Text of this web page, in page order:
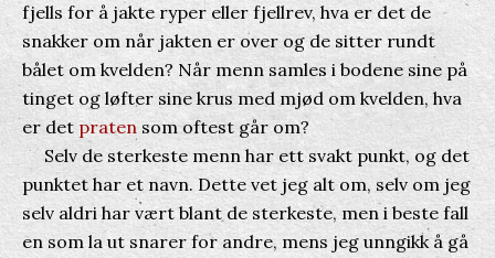
fjells for å jakte ryper eller fjellrev, hva er det de
snakker om når jakten er over og de sitter rundt
bålet om kvelden? Når menn samles i bodene sine på
tinget og løfter sine krus med mjød om kvelden, hva
er det praten som oftest går om?
Selv de sterkeste menn har ett svakt punkt, og det
punktet har et navn. Dette vet jeg alt om, selv om jeg
selv aldri har vært blant de sterkeste, men i beste fall
en som la ut snarer for andre, mens jeg unngikk å gå